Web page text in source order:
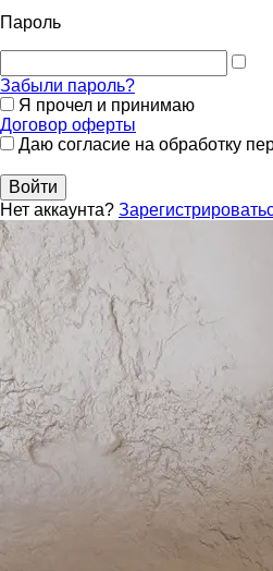
Пароль
Забыли пароль?
Я прочел и принимаю
Договор оферты
Даю согласие на обработку
Войти
Нет аккаунта?